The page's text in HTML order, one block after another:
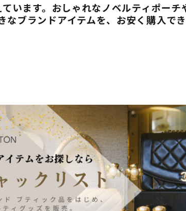
います。おしゃれなノベルティポー
ブランドアイテムを、お安く購入で